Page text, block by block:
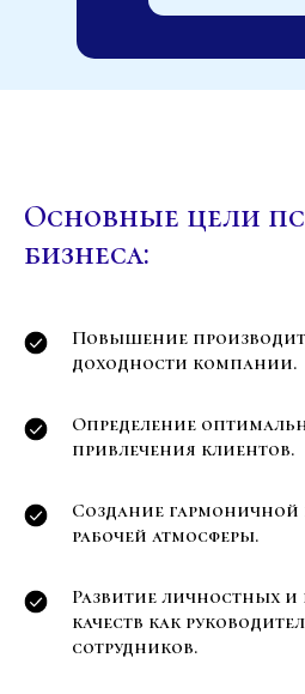
Основные цели
бизнеса:
Повышение
доходности компании.
Определение
привлечения клиентов.
Создание
рабочей атмосферы.
Развитие личностных
качеств как
сотрудников.